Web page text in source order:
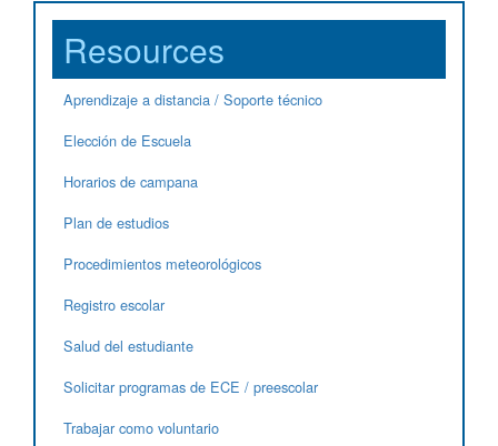
Resources
Aprendizaje a distancia / Soporte técnico
Elección de Escuela
Horarios de campana
Plan de estudios
Procedimientos meteorológicos
Registro escolar
Salud del estudiante
Solicitar programas de ECE / preescolar
Trabajar como voluntario